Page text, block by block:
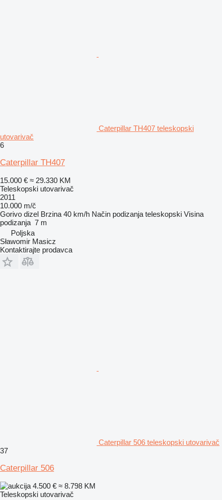
Caterpillar TH407 teleskopski
utovarivač
6
Caterpillar TH407
15.000 € ≈ 29.330 KM
Teleskopski utovarivač
2011
10.000 m/č
Gorivo dizel Brzina 40 km/h Način podizanja teleskopski Visina
podizanja 7 m
Poljska
Sławomir Masicz
Kontaktirajte prodavca
Caterpillar 506 teleskopski utovarivač
37
Caterpillar 506
4.500 € ≈ 8.798 KM
Teleskopski utovarivač